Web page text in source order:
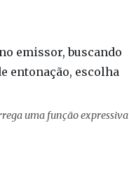
emissor, buscando
entonação, escolha
uma função expressiva